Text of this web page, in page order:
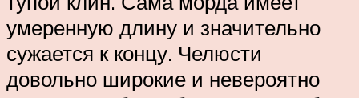
умеренную длину и значительно
сужается к концу. Челюсти
довольно широкие и невероятно